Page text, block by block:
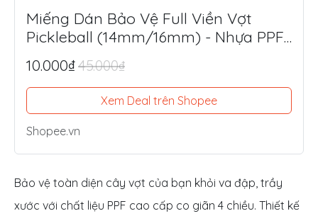
Miếng Dán Bảo Vệ Full Viền Vợt
Pickleball (14mm/16mm) - Nhựa PPF
Mỹ Siêu Dày 8.5mil
10.000₫45.000₫
Xem Deal trên Shopee
Shopee.vn
Bảo vệ toàn diện cây vợt của bạn khỏi va đập, trầy
xước với chất liệu PPF cao cấp co giãn 4 chiều. Thiết kế